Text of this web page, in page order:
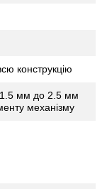
конструкцію
мм до 2.5 мм
механізму